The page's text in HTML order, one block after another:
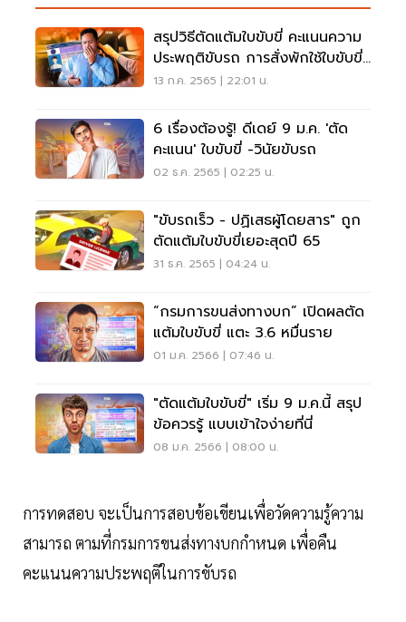
สรุปวิธีตัดแต้มใบขับขี่ คะแนนความ
ประพฤติขับรถ การสั่งพักใช้ใบขับขี่
ครบจบ
13 ก.ค. 2565 | 22:01 น.
6 เรื่องต้องรู้! ดีเดย์ 9 ม.ค. 'ตัด
คะแนน' ใบขับขี่ -วินัยขับรถ
02 ธ.ค. 2565 | 02:25 น.
"ขับรถเร็ว - ปฏิเสธผู้โดยสาร" ถูก
ตัดแต้มใบขับขี่เยอะสุดปี 65
31 ธ.ค. 2565 | 04:24 น.
“กรมการขนส่งทางบก” เปิดผลตัด
แต้มใบขับขี่ แตะ 3.6 หมื่นราย
01 ม.ค. 2566 | 07:46 น.
"ตัดแต้มใบขับขี่" เริ่ม 9 ม.ค.นี้ สรุป
ข้อควรรู้ แบบเข้าใจง่ายที่นี่
08 ม.ค. 2566 | 08:00 น.
การทดสอบ จะเป็นการสอบข้อเขียนเพื่อวัดความรู้ความ
สามารถ ตามที่กรมการขนส่งทางบกกําหนด เพื่อคืน
คะแนนความประพฤติในการขับรถ